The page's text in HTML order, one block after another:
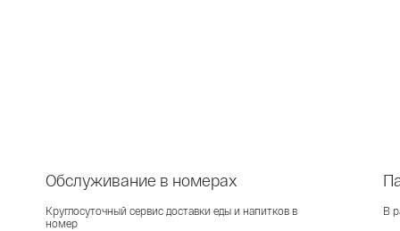
Обслуживание в номерах
Круглосуточный сервис доставки еды и напитков в
номер
В